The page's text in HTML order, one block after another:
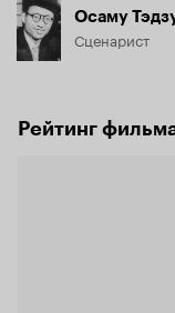
Осаму
Сценарист
Рейтинг